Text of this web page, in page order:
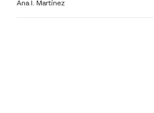
Ana I. Martínez